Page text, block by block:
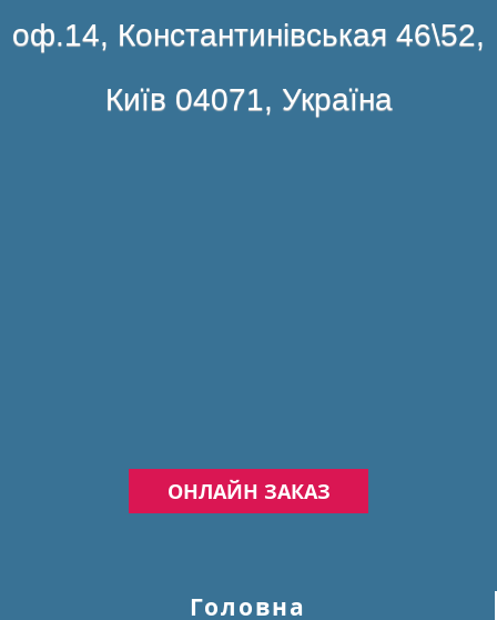
оф.14, Константинівськая 46\52,
Київ 04071, Україна
ОНЛАЙН ЗАКАЗ
Головна